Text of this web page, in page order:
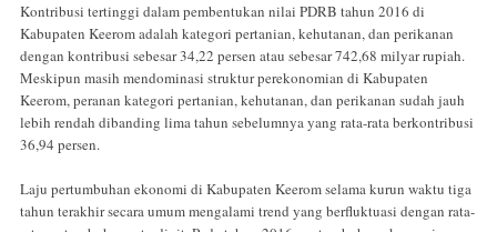
Kontribusi tertinggi dalam pembentukan nilai PDRB tahun 2016 di
Kabupaten Keerom adalah kategori pertanian, kehutanan, dan perikanan
dengan kontribusi sebesar 34,22 persen atau sebesar 742,68 milyar rupiah.
Meskipun masih mendominasi struktur perekonomian di Kabupaten
Keerom, peranan kategori pertanian, kehutanan, dan perikanan sudah jauh
lebih rendah dibanding lima tahun sebelumnya yang rata-rata berkontribusi
36,94 persen.
Laju pertumbuhan ekonomi di Kabupaten Keerom selama kurun waktu tiga
tahun terakhir secara umum mengalami trend yang berfluktuasi dengan rata-